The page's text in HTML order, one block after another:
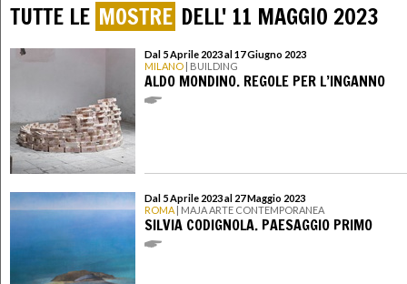
TUTTE LE MOSTRE DELL' 11 MAGGIO 2023
Dal 5 Aprile 2023 al 17 Giugno 2023
MILANO | BUILDING
ALDO MONDINO. REGOLE PER L’INGANNO
Dal 5 Aprile 2023 al 27 Maggio 2023
ROMA | MAJA ARTE CONTEMPORANEA
SILVIA CODIGNOLA. PAESAGGIO PRIMO